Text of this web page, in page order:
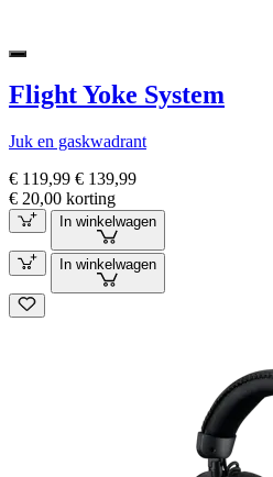
Flight Yoke System
Juk en gaskwadrant
€ 119,99 € 139,99
€ 20,00 korting
In winkelwagen
In winkelwagen